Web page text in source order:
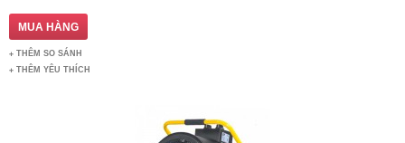
THÊM SO SÁNH
THÊM YÊU THÍCH